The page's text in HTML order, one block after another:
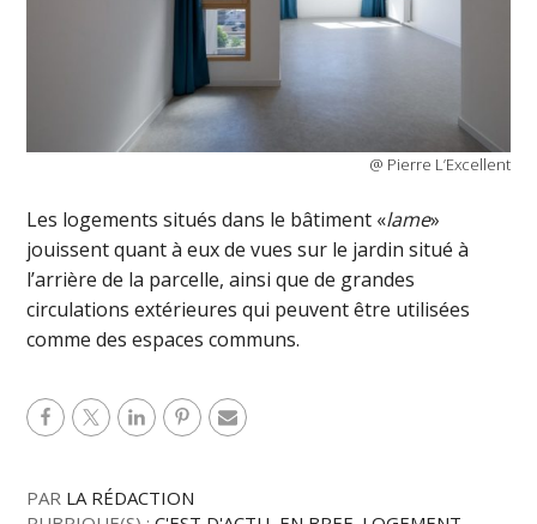
@ Pierre L’Excellent
Les logements situés dans le bâtiment «lame»
jouissent quant à eux de vues sur le jardin situé à
l’arrière de la parcelle, ainsi que de grandes
circulations extérieures qui peuvent être utilisées
comme des espaces communs.
PAR LA RÉDACTION